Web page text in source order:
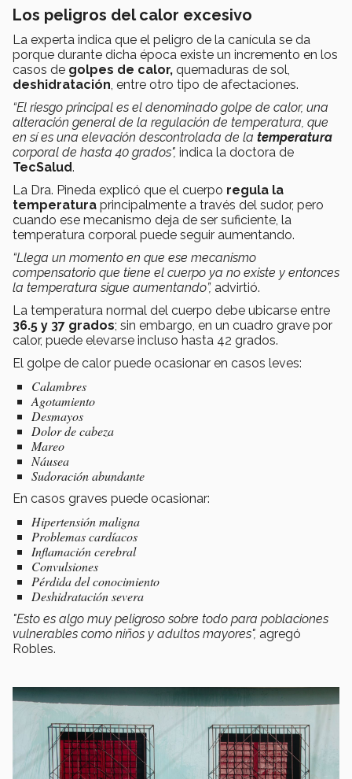
Los peligros del calor excesivo
La experta indica que el peligro de la canícula se da
porque durante dicha época existe un incremento en los
casos de golpes de calor, quemaduras de sol,
deshidratación, entre otro tipo de afectaciones.
“El riesgo principal es el denominado golpe de calor, una
alteración general de la regulación de temperatura, que
en sí es una elevación descontrolada de la temperatura
corporal de hasta 40 grados", indica la doctora de
TecSalud.
La Dra. Pineda explicó que el cuerpo regula la
temperatura principalmente a través del sudor, pero
cuando ese mecanismo deja de ser suficiente, la
temperatura corporal puede seguir aumentando.
“Llega un momento en que ese mecanismo
compensatorio que tiene el cuerpo ya no existe y entonces
la temperatura sigue aumentando”, advirtió.
La temperatura normal del cuerpo debe ubicarse entre
36.5 y 37 grados; sin embargo, en un cuadro grave por
calor, puede elevarse incluso hasta 42 grados.
El golpe de calor puede ocasionar en casos leves:
Calambres
Agotamiento
Desmayos
Dolor de cabeza
Mareo
Náusea
Sudoración abundante
En casos graves puede ocasionar:
Hipertensión maligna
Problemas cardíacos
Inflamación cerebral
Convulsiones
Pérdida del conocimiento
Deshidratación severa
"Esto es algo muy peligroso sobre todo para poblaciones
vulnerables como niños y adultos mayores", agregó
Robles.